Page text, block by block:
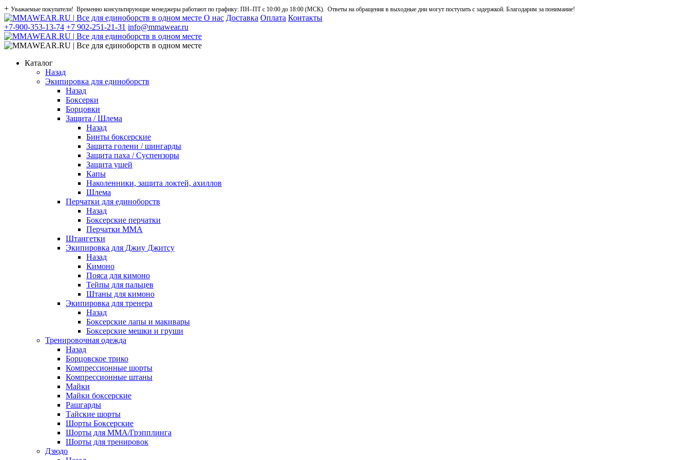
+ Уважаемые покупатели! Временно консультирующие менеджеры работают по графику: ПН–ПТ с 10:00 до 18:00 (МСК). Ответы на обращения в выходные дни могут поступать с задержкой. Благодарим за понимание!
О нас Доставка Оплата Контакты
+7-900-353-13-74 +7 902-251-21-31 info@mmawear.ru
Каталог
Назад
Экипировка для единоборств
Назад
Боксерки
Борцовки
Защита / Шлема
Назад
Бинты боксерские
Защита голени / шингарды
Защита паха / Суспензоры
Защита ушей
Капы
Наколенники, защита локтей, ахиллов
Шлема
Перчатки для единоборств
Назад
Боксерские перчатки
Перчатки ММА
Штангетки
Экипировка для Джиу Джитсу
Назад
Кимоно
Пояса для кимоно
Тейпы для пальцев
Штаны для кимоно
Экипировка для тренера
Назад
Боксерские лапы и макивары
Боксерские мешки и груши
Тренировочная одежда
Назад
Борцовское трико
Компрессионные шорты
Компрессионные штаны
Майки
Майки боксерские
Рашгарды
Тайские шорты
Шорты Боксерские
Шорты для ММА/Грэпплинга
Шорты для тренировок
Дзюдо